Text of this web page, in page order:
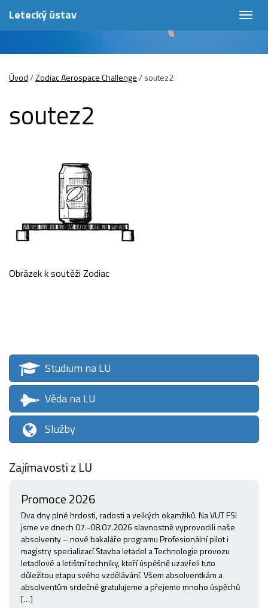
Letecký ústav
Úvod/Zodiac Aerospace Challenge/ soutez2
soutez2
Obrázek k soutěži Zodiac
Studium na LU
Věda na LU
Služby
Zajímavosti z LU
Promoce 2026
Dva dny plné hrdosti, radosti a velkých okamžiků. Na VUT FSI
jsme ve dnech 07.-08.07.2026 slavnostně vyprovodili naše
absolventy – nové bakaláře programu Profesionální pilot i
magistry specializací Stavba letadel a Technologie provozu
letadlové a letištní techniky, kteří úspěšně uzavřeli tuto
důležitou etapu svého vzdělávání. Všem absolventkám a
absolventům srdečně gratulujeme a přejeme mnoho úspěchů
[…]